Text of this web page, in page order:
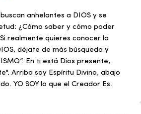
anhelantes a DIOS y se
¿Cómo saber y cómo poder
realmente quieres conocer la
déjate de más búsqueda y
En ti está Dios presente,
Arriba soy Espíritu Divino, abajo
YO SOY lo que el Creador Es.